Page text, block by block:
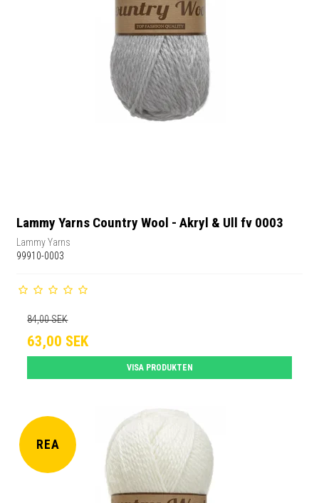
Lammy Yarns Country Wool - Akryl & Ull fv 0003
Lammy Yarns
99910-0003
84,00 SEK
63,00 SEK
VISA PRODUKTEN
REA